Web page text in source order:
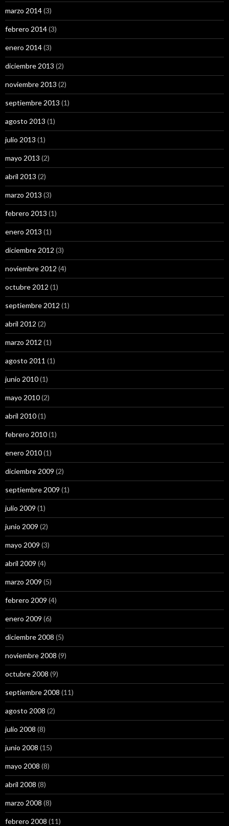
marzo 2014(3)
febrero 2014(3)
enero 2014(3)
diciembre 2013 (2)
noviembre 2013 (2)
septiembre 2013 (1)
agosto 2013 (1)
julio 2013 (1)
mayo 2013 (2)
abril 2013 (2)
marzo 2013 (3)
febrero 2013 (1)
enero 2013 (1)
diciembre 2012 (3)
noviembre 2012 (4)
octubre 2012 (1)
septiembre 2012 (1)
abril 2012 (2)
marzo 2012 (1)
agosto 2011 (1)
junio 2010(1)
mayo 2010(2)
abril 2010(1)
febrero 2010(1)
enero 2010(1)
diciembre 2009 (2)
septiembre 2009 (1)
julio 2009 (1)
junio 2009 (2)
mayo 2009 (3)
abril 2009 (4)
marzo 2009 (5)
febrero 2009 (4)
enero 2009 (6)
diciembre 2008 (5)
noviembre 2008 (9)
octubre 2008 (9)
septiembre 2008 (11)
agosto 2008 (2)
julio 2008 (8)
junio 2008 (15)
mayo 2008 (8)
abril 2008 (8)
marzo 2008 (8)
febrero 2008 (11)